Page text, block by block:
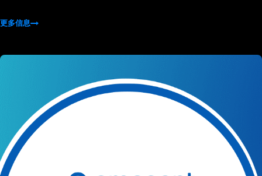
更多信息